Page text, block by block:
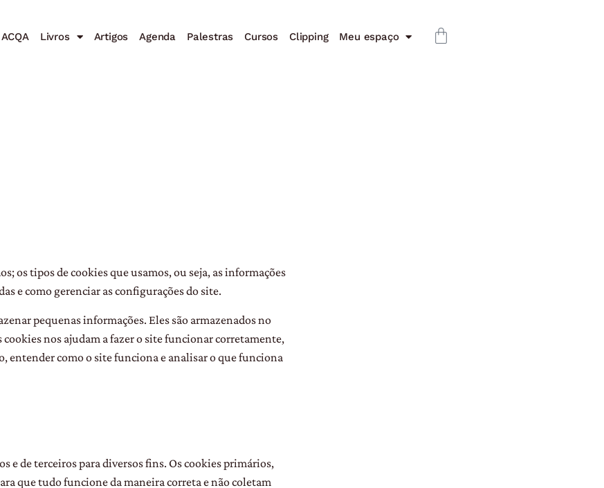
Livros Artigos Agenda Palestras Cursos Clipping Meu espaço
os tipos de cookies que usamos, ou seja, as informações
e como gerenciar as configurações do site.
pequenas informações. Eles são armazenados no
nos ajudam a fazer o site funcionar corretamente,
como o site funciona e analisar o que funciona
e de terceiros para diversos fins. Os cookies primários,
que tudo funcione da maneira correta e não coletam